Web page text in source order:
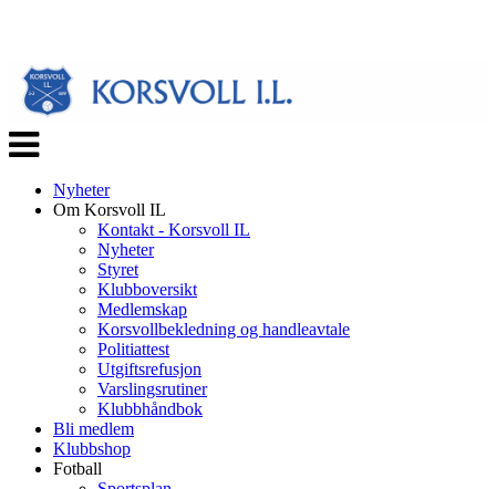
Veksle
navigasjon
Nyheter
Om Korsvoll IL
Kontakt - Korsvoll IL
Nyheter
Styret
Klubboversikt
Medlemskap
Korsvollbekledning og handleavtale
Politiattest
Utgiftsrefusjon
Varslingsrutiner
Klubbhåndbok
Bli medlem
Klubbshop
Fotball